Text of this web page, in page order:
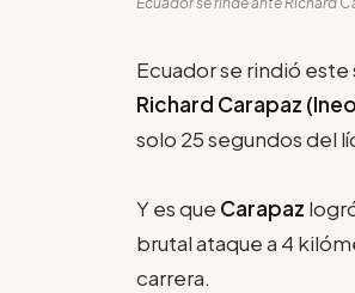
Ecuador se rindió
Richard Carapaz
solo 25 segundos del
Y es que Carapaz
brutal ataque a 4
carrera.